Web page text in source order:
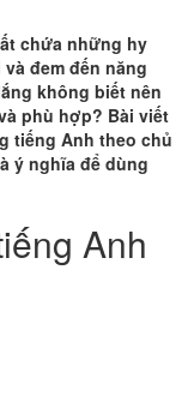
chứa những hy
đem đến năng
không biết nên
phù hợp? Bài viết
tiếng Anh theo chủ
ý nghĩa để dùng
Anh